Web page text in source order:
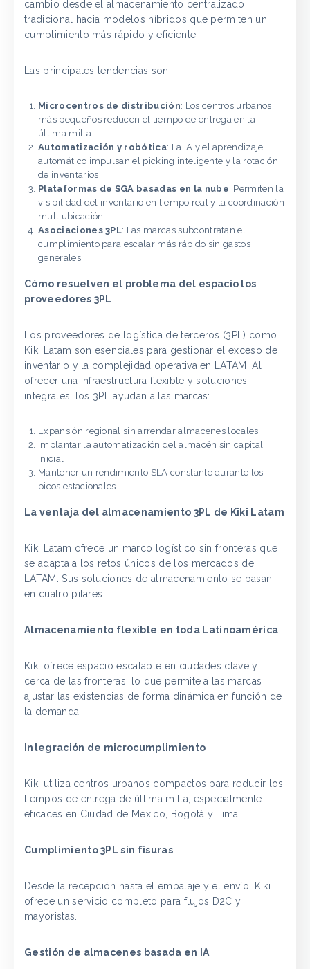
cambio desde el almacenamiento centralizado
tradicional hacia modelos híbridos que permiten un
cumplimiento más rápido y eficiente.
Las principales tendencias son:
Microcentros de distribución: Los centros urbanos
más pequeños reducen el tiempo de entrega en la
última milla.
Automatización y robótica: La IA y el aprendizaje
automático impulsan el picking inteligente y la rotación
de inventarios
Plataformas de SGA basadas en la nube: Permiten la
visibilidad del inventario en tiempo real y la coordinación
multiubicación
Asociaciones 3PL: Las marcas subcontratan el
cumplimiento para escalar más rápido sin gastos
generales
Cómo resuelven el problema del espacio los
proveedores 3PL
Los proveedores de logística de terceros (3PL) como
Kiki Latam son esenciales para gestionar el exceso de
inventario y la complejidad operativa en LATAM. Al
ofrecer una infraestructura flexible y soluciones
integrales, los 3PL ayudan a las marcas:
Expansión regional sin arrendar almacenes locales
Implantar la automatización del almacén sin capital
inicial
Mantener un rendimiento SLA constante durante los
picos estacionales
La ventaja del almacenamiento 3PL de Kiki Latam
Kiki Latam ofrece un marco logístico sin fronteras que
se adapta a los retos únicos de los mercados de
LATAM. Sus soluciones de almacenamiento se basan
en cuatro pilares:
Almacenamiento flexible en toda Latinoamérica
Kiki ofrece espacio escalable en ciudades clave y
cerca de las fronteras, lo que permite a las marcas
ajustar las existencias de forma dinámica en función de
la demanda.
Integración de microcumplimiento
Kiki utiliza centros urbanos compactos para reducir los
tiempos de entrega de última milla, especialmente
eficaces en Ciudad de México, Bogotá y Lima.
Cumplimiento 3PL sin fisuras
Desde la recepción hasta el embalaje y el envío, Kiki
ofrece un servicio completo para flujos D2C y
mayoristas.
Gestión de almacenes basada en IA